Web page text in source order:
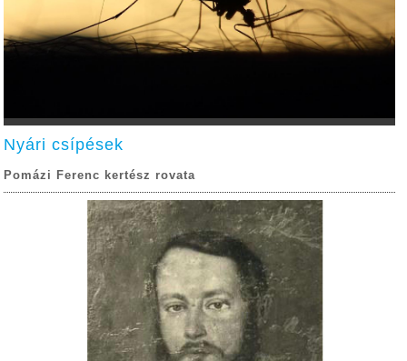
Nyári csípések
Pomázi Ferenc kertész rovata